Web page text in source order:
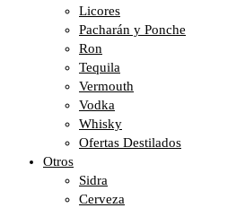
Licores
Pacharán y Ponche
Ron
Tequila
Vermouth
Vodka
Whisky
Ofertas Destilados
Otros
Sidra
Cerveza